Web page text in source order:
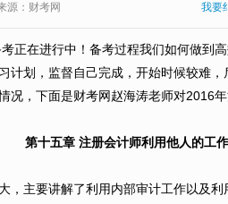
：财考网 我要
正在进行中！备考过程我们如何做到
计划，监督自己完成，开始时候较难
况，下面是财考网赵海涛老师对2016
第十五章 注册会计师利用他人的工作
，主要讲解了利用内部审计工作以及